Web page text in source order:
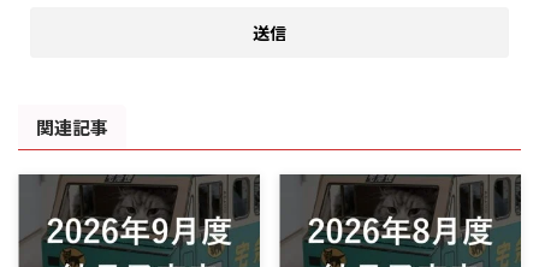
関連記事